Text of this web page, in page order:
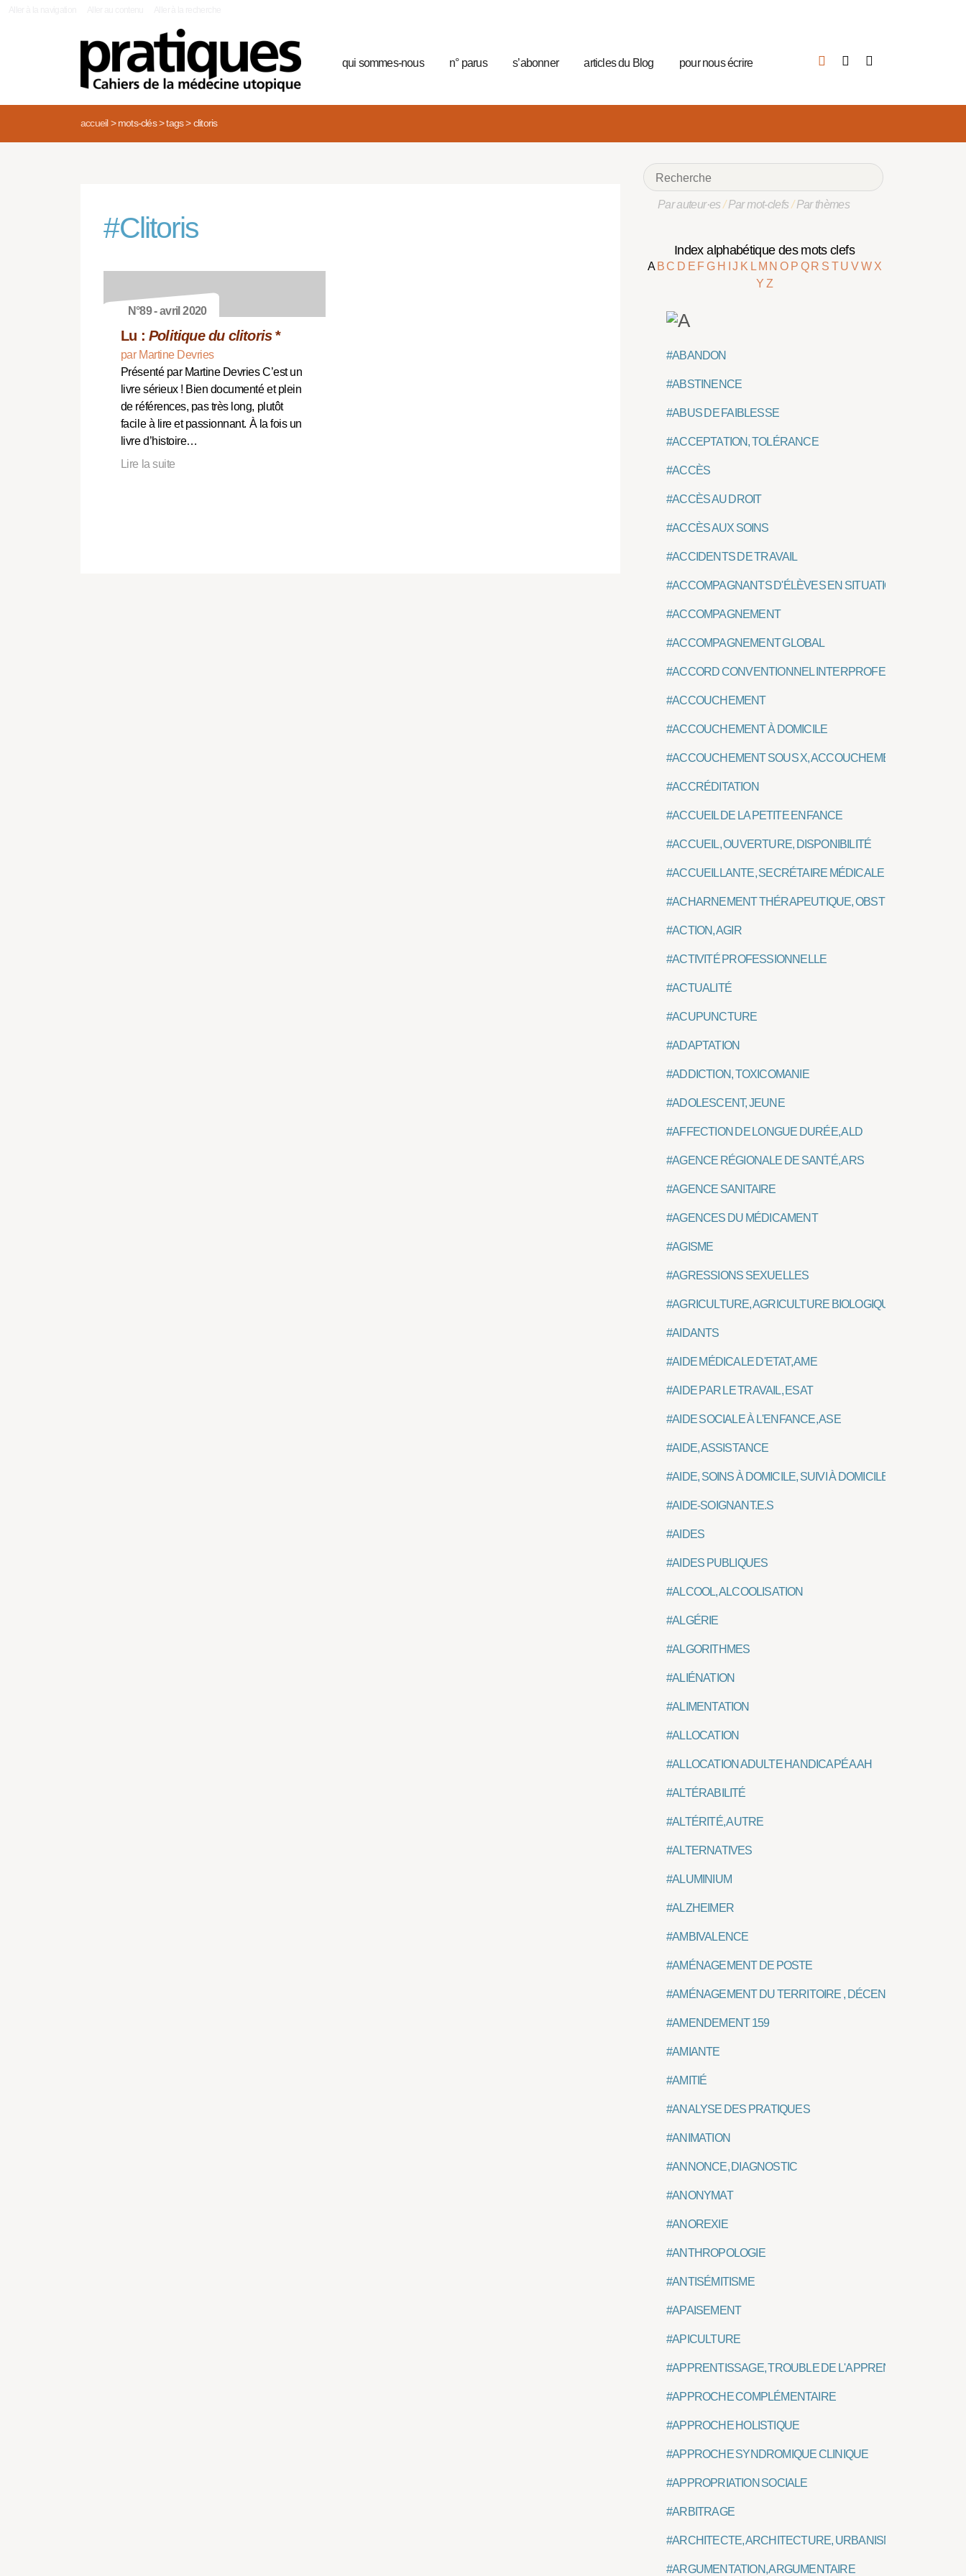
qui sommes-nous n° parus s’abonner articles du Blog pour nous écrire
accueil> mots-clés> tags> clitoris
#Clitoris
N°89 - avril 2020
Lu : Politique du clitoris*
par Martine Devries
Présenté par Martine Devries C’est un
livre sérieux ! Bien documenté et plein
de références, pas très long, plutôt
facile à lire et passionnant. À la fois un
livre d’histoire…
Lire la suite
Par auteur·es/Par mot-clefs/Par thèmes
Index alphabétique des mots clefs
A BC D E FG H IJ K L M NO P Q R S TUVW X
Y Z
#ABANDON
#ABSTINENCE
#ABUS DE FAIBLESSE
#ACCEPTATION, TOLÉRANCE
#ACCÈS
#ACCÈS AU DROIT
#ACCÈS AUX SOINS
#ACCIDENTS DE TRAVAIL
#ACCOMPAGNANTS D'ÉLÈVES EN SITUATION DE
#ACCOMPAGNEMENT
#ACCOMPAGNEMENT GLOBAL
#ACCORD CONVENTIONNEL INTERPROFESSIONNEL, ACI
#ACCOUCHEMENT
#ACCOUCHEMENT À DOMICILE
#ACCOUCHEMENT SOUS X, ACCOUCHEMENT DANS
#ACCRÉDITATION
#ACCUEIL DE LA PETITE ENFANCE
#ACCUEIL, OUVERTURE, DISPONIBILITÉ
#ACCUEILLANTE, SECRÉTAIRE MÉDICALE
#ACHARNEMENT THÉRAPEUTIQUE, OBSTINATION
#ACTION, AGIR
#ACTIVITÉ PROFESSIONNELLE
#ACTUALITÉ
#ACUPUNCTURE
#ADAPTATION
#ADDICTION, TOXICOMANIE
#ADOLESCENT, JEUNE
#AFFECTION DE LONGUE DURÉE, ALD
#AGENCE RÉGIONALE DE SANTÉ, ARS
#AGENCE SANITAIRE
#AGENCES DU MÉDICAMENT
#AGISME
#AGRESSIONS SEXUELLES
#AGRICULTURE, AGRICULTURE BIOLOGIQUE
#AIDANTS
#AIDE MÉDICALE D'ETAT, AME
#AIDE PAR LE TRAVAIL, ESAT
#AIDE SOCIALE À L'ENFANCE, ASE
#AIDE, ASSISTANCE
#AIDE, SOINS À DOMICILE, SUIVI À DOMICILE
#AIDE-SOIGNANT.E.S
#AIDES
#AIDES PUBLIQUES
#ALCOOL, ALCOOLISATION
#ALGÉRIE
#ALGORITHMES
#ALIÉNATION
#ALIMENTATION
#ALLOCATION
#ALLOCATION ADULTE HANDICAPÉ AAH
#ALTÉRABILITÉ
#ALTÉRITÉ, AUTRE
#ALTERNATIVES
#ALUMINIUM
#ALZHEIMER
#AMBIVALENCE
#AMÉNAGEMENT DE POSTE
#AMÉNAGEMENT DU TERRITOIRE , DÉCENTRALISATION,
#AMENDEMENT 159
#AMIANTE
#AMITIÉ
#ANALYSE DES PRATIQUES
#ANIMATION
#ANNONCE, DIAGNOSTIC
#ANONYMAT
#ANOREXIE
#ANTHROPOLOGIE
#ANTISÉMITISME
#APAISEMENT
#APICULTURE
#APPRENTISSAGE, TROUBLE DE L'APPRENTISSAGE
#APPROCHE COMPLÉMENTAIRE
#APPROCHE HOLISTIQUE
#APPROCHE SYNDROMIQUE CLINIQUE
#APPROPRIATION SOCIALE
#ARBITRAGE
#ARCHITECTE, ARCHITECTURE, URBANISME
#ARGUMENTATION, ARGUMENTAIRE